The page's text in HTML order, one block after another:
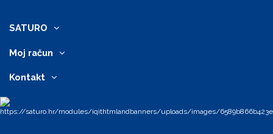
SATURO
Moj račun
Kontakt